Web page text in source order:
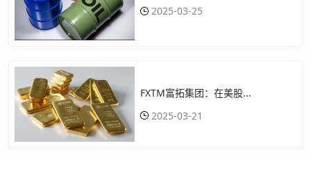
2025-03-25
FXTM富拓集团：在美股...
2025-03-21